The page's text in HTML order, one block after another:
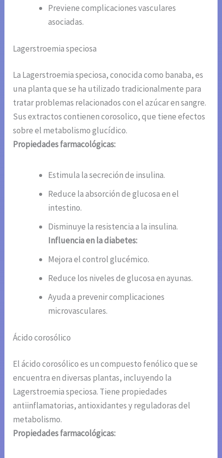
Previene complicaciones vasculares
asociadas.
Lagerstroemia speciosa
La Lagerstroemia speciosa, conocida como banaba, es
una planta que se ha utilizado tradicionalmente para
tratar problemas relacionados con el azúcar en sangre.
Sus extractos contienen corosolico, que tiene efectos
sobre el metabolismo glucídico.
Propiedades farmacológicas:
Estimula la secreción de insulina.
Reduce la absorción de glucosa en el
intestino.
Disminuye la resistencia a la insulina.
Influencia en la diabetes:
Mejora el control glucémico.
Reduce los niveles de glucosa en ayunas.
Ayuda a prevenir complicaciones
microvasculares.
Ácido corosólico
El ácido corosólico es un compuesto fenólico que se
encuentra en diversas plantas, incluyendo la
Lagerstroemia speciosa. Tiene propiedades
antiinflamatorias, antioxidantes y reguladoras del
metabolismo.
Propiedades farmacológicas: